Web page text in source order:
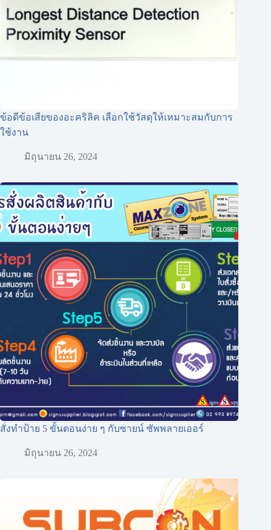
ข้อดีข้อเสียของอะคริลิค เลือกใช้วัสดุให้เหมาะสมกับการ
ใช้งาน
มิถุนายน 26, 2024
สั่งทำป้าย 5 ขั้นตอนง่าย ๆ กับซายน์ ซัพพลายเออร์
มิถุนายน 26, 2024